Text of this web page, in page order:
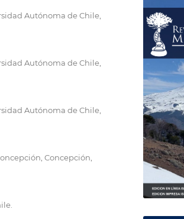
Autónoma de Chile,
Autónoma de Chile,
Autónoma de Chile,
Concepción,